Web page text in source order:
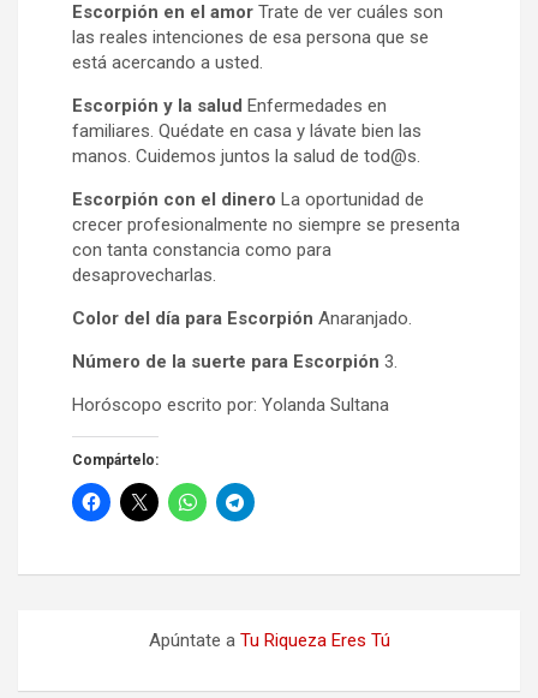
Escorpión en el amor Trate de ver cuáles son
las reales intenciones de esa persona que se
está acercando a usted.
Escorpión y la salud Enfermedades en
familiares. Quédate en casa y lávate bien las
manos. Cuidemos juntos la salud de tod@s.
Escorpión con el dinero La oportunidad de
crecer profesionalmente no siempre se presenta
con tanta constancia como para
desaprovecharlas.
Color del día para Escorpión Anaranjado.
Número de la suerte para Escorpión 3.
Horóscopo escrito por: Yolanda Sultana
Compártelo:
Apúntate a Tu Riqueza Eres Tú